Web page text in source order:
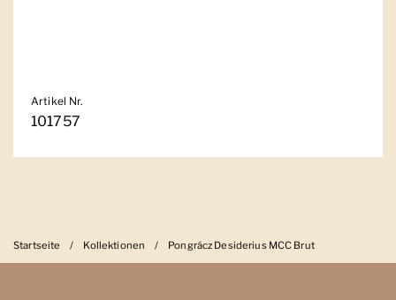
Artikel Nr.
101757
Startseite / Kollektionen / Pongrácz Desiderius MCC Brut